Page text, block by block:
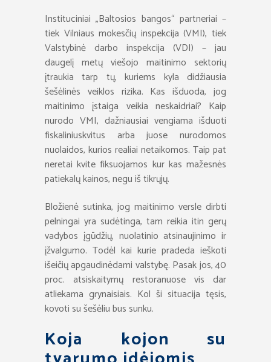
Instituciniai „Baltosios bangos“ partneriai –
tiek Vilniaus mokesčių inspekcija (VMI), tiek
Valstybinė darbo inspekcija (VDI) – jau
daugelį metų viešojo maitinimo sektorių
įtraukia tarp tų, kuriems kyla didžiausia
šešėlinės veiklos rizika. Kas išduoda, jog
maitinimo įstaiga veikia neskaidriai? Kaip
nurodo VMI, dažniausiai vengiama išduoti
fiskaliniuskvitus arba juose nurodomos
nuolaidos, kurios realiai netaikomos. Taip pat
neretai kvite fiksuojamos kur kas mažesnės
patiekalų kainos, negu iš tikrųjų.
Bložienė sutinka, jog maitinimo versle dirbti
pelningai yra sudėtinga, tam reikia itin gerų
vadybos įgūdžių, nuolatinio atsinaujinimo ir
įžvalgumo. Todėl kai kurie pradeda ieškoti
išeičių apgaudinėdami valstybę. Pasak jos, 40
proc. atsiskaitymų restoranuose vis dar
atliekama grynaisiais. Kol ši situacija tęsis,
kovoti su šešėliu bus sunku.
Koja kojon su